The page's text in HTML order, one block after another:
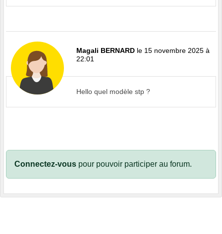
Magali BERNARD le 15 novembre 2025 à
22:01
Hello quel modèle stp ?
Connectez-vous pour pouvoir participer au forum.